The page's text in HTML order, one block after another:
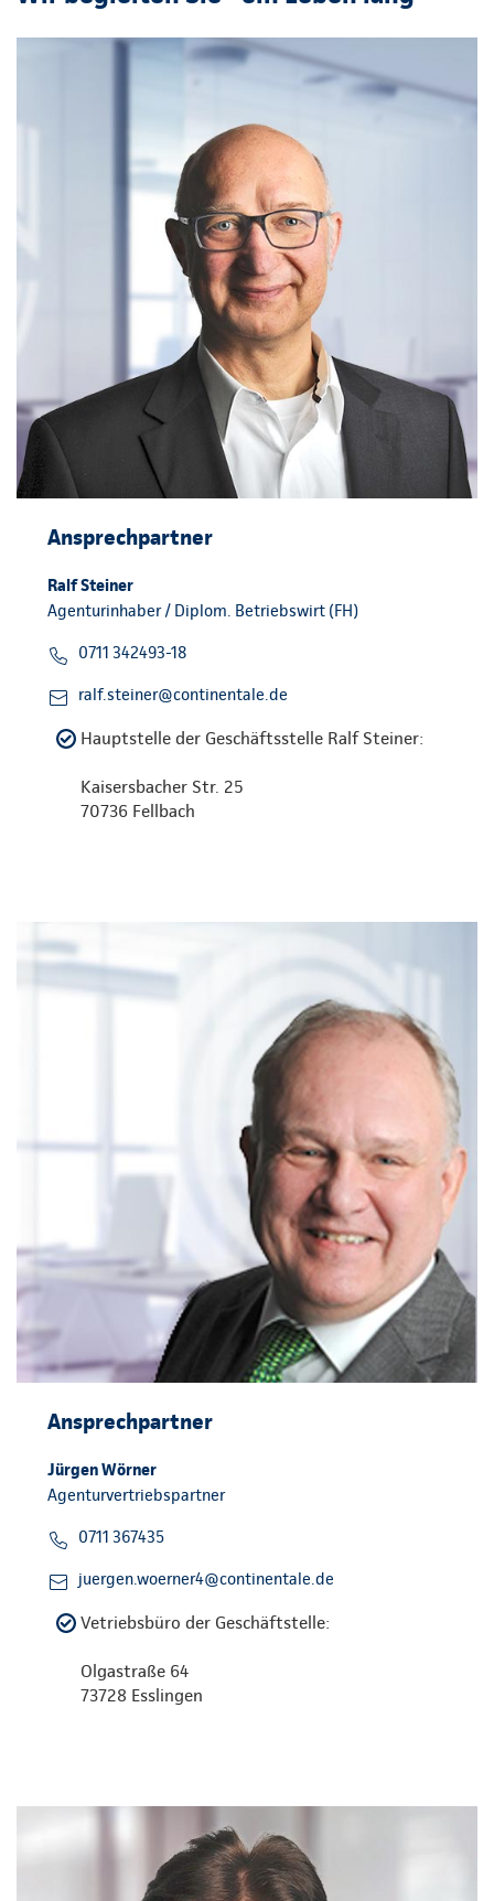
Ansprechpartner
Ralf Steiner
Agenturinhaber / Diplom. Betriebswirt (FH)
0711 342493-18
ralf.steiner@continentale.de
Hauptstelle der Geschäftsstelle Ralf Steiner:
Kaisersbacher Str. 25
70736 Fellbach
Ansprechpartner
Jürgen Wörner
Agenturvertriebspartner
0711 367435
juergen.woerner4@continentale.de
Vetriebsbüro der Geschäftstelle:
Olgastraße 64
73728 Esslingen